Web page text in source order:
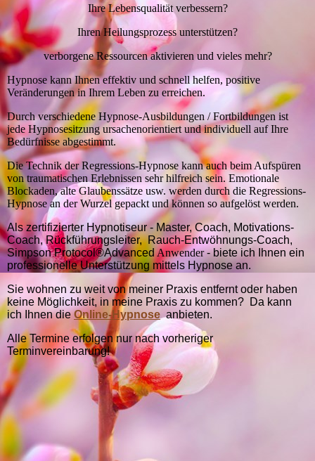
Ihre Lebensqualität verbessern?
Ihren Heilungsprozess unterstützen?
verborgene Ressourcen aktivieren und vieles mehr?
Hypnose kann Ihnen effektiv und schnell helfen, positive
Veränderungen in Ihrem Leben zu erreichen.
Durch verschiedene Hypnose-Ausbildungen / Fortbildungen ist
jede Hypnosesitzung ursachenorientiert und individuell auf Ihre
Bedürfnisse abgestimmt.
Die Technik der Regressions-Hypnose kann auch beim Aufspüren
von traumatischen Erlebnissen sehr hilfreich sein. Emotionale
Blockaden, alte Glaubenssätze usw. werden durch die Regressions-
Hypnose an der Wurzel gepackt und können so aufgelöst werden.
Als zertifizierter Hypnotiseur - Master, Coach, Motivations-
Coach, Rückführungsleiter,Rauch-Entwöhnungs-Coach,
Simpson Protocol®AdvancedAnwender- biete ich Ihnen ein
professionelle Unterstützung mittels Hypnose an.
Sie wohnen zu weit von meiner Praxis entfernt oder haben
keine Möglichkeit, in meine Praxis zu kommen? Da kann
ich Ihnen die Online-Hypnose anbieten.
Alle Termine erfolgen nur nach vorheriger
Terminvereinbarung!